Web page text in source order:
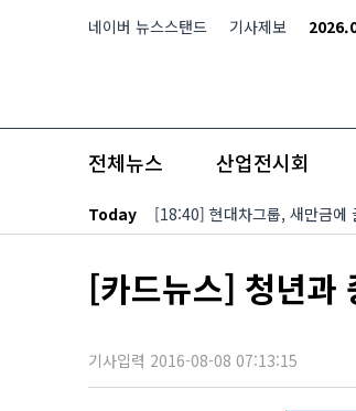
네이버 뉴스스탠드 기사제보
전체뉴스 산업전시회
Today [18:40] 현대차그룹, 새만금에
[카드뉴스] 청년과
기사입력 2016-08-08 07:13:15